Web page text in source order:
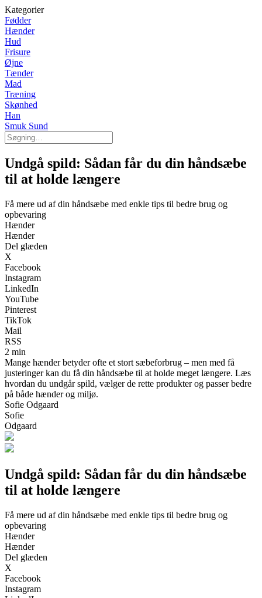
Kategorier
Fødder
Hænder
Hud
Frisure
Øjne
Tænder
Mad
Træning
Skønhed
Han
Smuk Sund
Undgå spild: Sådan får du din håndsæbe
til at holde længere
Få mere ud af din håndsæbe med enkle tips til bedre brug og
opbevaring
Hænder
Hænder
Del glæden
X
Facebook
Instagram
LinkedIn
YouTube
Pinterest
TikTok
Mail
RSS
2 min
Mange hænder betyder ofte et stort sæbeforbrug – men med få
justeringer kan du få din håndsæbe til at holde meget længere. Læs
hvordan du undgår spild, vælger de rette produkter og passer bedre
på både hænder og miljø.
Sofie Odgaard
Sofie
Odgaard
Undgå spild: Sådan får du din håndsæbe
til at holde længere
Få mere ud af din håndsæbe med enkle tips til bedre brug og
opbevaring
Hænder
Hænder
Del glæden
X
Facebook
Instagram